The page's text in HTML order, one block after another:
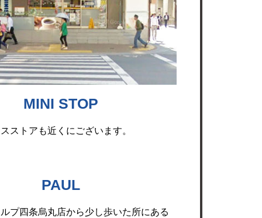
MINI STOP
ストアも近くにございます。
PAUL
プ四条烏丸店から少し歩いた所にある